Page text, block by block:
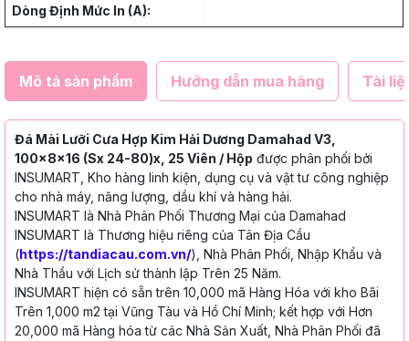
Dòng Định Mức In (A):
Mô tả sản phẩm Hướng dẫn mua hàng Tài
Đá Mài Lưỡi Cưa Hợp Kim Hải Dương Damahad V3,
100x8x16 (Sx 24-80)x, 25 Viên / Hộp được phân phối bởi
INSUMART, Kho hàng linh kiện, dụng cụ và vật tư công nghiệp
cho nhà máy, năng lượng, dầu khí và hàng hải.
INSUMART là Nhà Phân Phối Thương Mại của Damahad
INSUMART là Thương hiệu riêng của Tân Địa Cầu
(https://tandiacau.com.vn/), Nhà Phân Phối, Nhập Khẩu và
Nhà Thầu với Lịch sử thành lập Trên 25 Năm.
INSUMART hiện có sẵn trên 10,000 mã Hàng Hóa với kho Bãi
Trên 1,000 m2 tại Vũng Tàu và Hồ Chí Minh; kết hợp với Hơn
20,000 mã Hàng hóa từ các Nhà Sản Xuất, Nhà Phân Phối đã